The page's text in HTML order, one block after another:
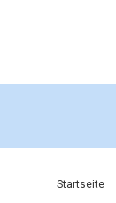
Startseite